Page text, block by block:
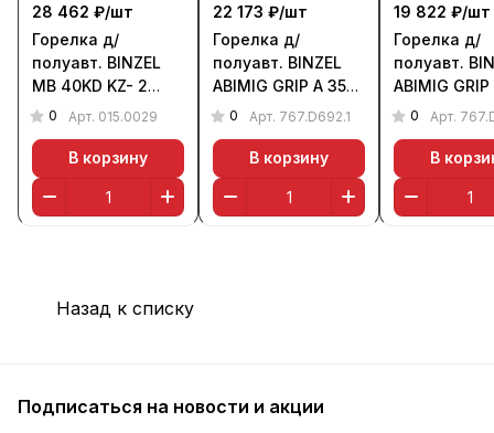
28 462 ₽/шт
Горелка д/
полуавт. BINZEL
MB 40KD KZ- 2
(350 А, 3 м, возд.)
0 Арт. 015.0029
В корзину
22 173 ₽/шт
Горелка д/
полуавт. BINZEL
ABIMIG GRIP A 355
LW (350 А, 5 м,
0 Арт. 767.D692.1
В корзину
19 822 ₽/шт
Горелка д/
полуавт.
ABIMIG
LW (350 А,
0 Арт.
В
Назад к списку
Подписаться на новости и акции